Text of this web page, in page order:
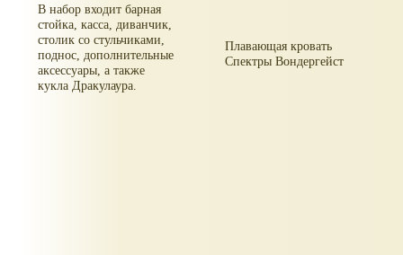
В набор входит барная
стойка, касса, диванчик,
столик со стульчиками,
поднос, дополнительные
аксессуары, а также
кукла Дракулаура.
Плавающая кровать
Спектры Вондергейст